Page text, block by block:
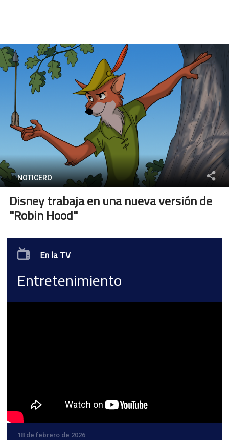
NOTICERO
Disney trabaja en una nueva versión de
"Robin Hood"
En la TV
Entretenimiento
18 de febrero de 2026